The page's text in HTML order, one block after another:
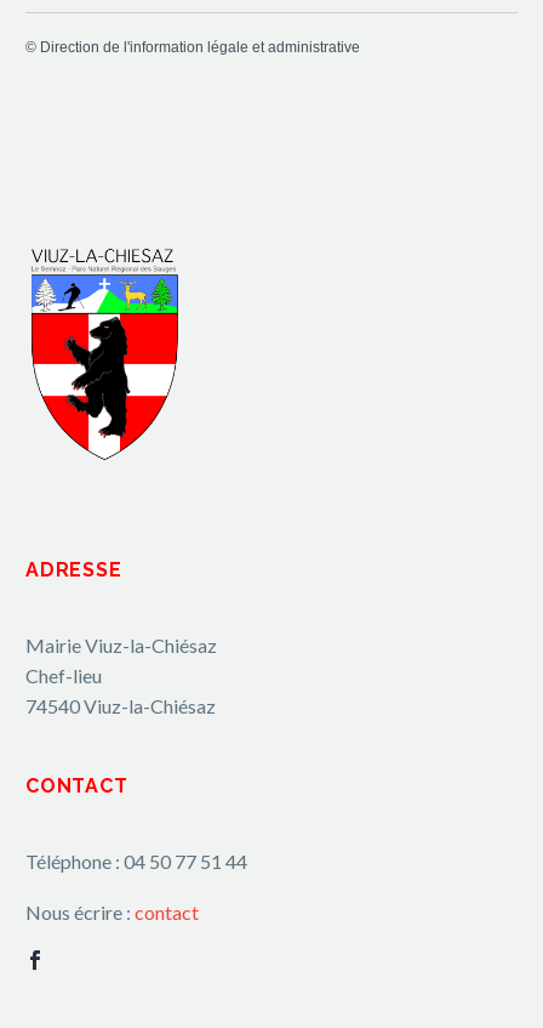
© Direction de l'information légale et administrative
ADRESSE
Mairie Viuz-la-Chiésaz
Chef-lieu
74540 Viuz-la-Chiésaz
CONTACT
Téléphone : 04 50 77 51 44
Nous écrire : contact